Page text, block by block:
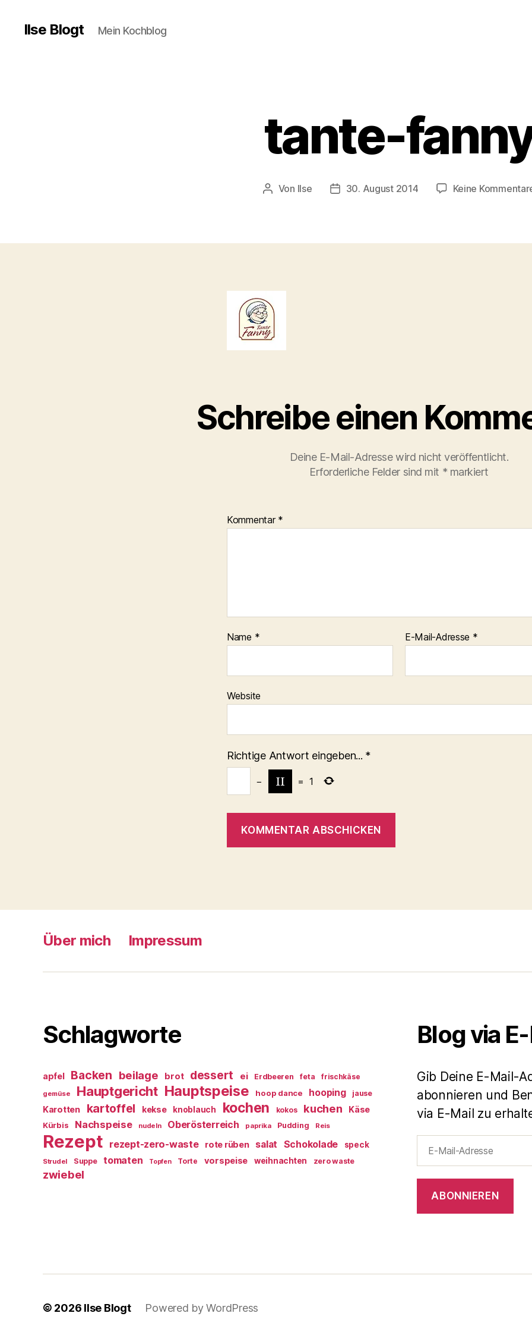
Ilse Blogt Mein Kochblog
tante-
Beitragsautor
Von Ilse Beitragsdatum
30. August 2014 Keine
Schreibe einen
Deine E-Mail-Adresse wird nicht veröffentlicht.
Erforderliche Felder sind mit * markiert
Kommentar *
Name * E-Mail-Adresse *
Website
Richtige Antwort eingeben... *
− = 1
Über mich Impressum
Schlagworte
apfel Backen beilage brot dessert ei Erdbeeren feta frischkäse
gemüse Hauptgericht Hauptspeise hoop dance hooping jause
Karotten kartoffel kekse knoblauch kochen kokos kuchen Käse
Kürbis Nachspeise nudeln Oberösterreich paprika Pudding Reis
Rezept rezept-zero-waste rote rüben salat Schokolade speck
Strudel Suppe tomaten Topfen Torte vorspeise weihnachten zero waste
zwiebel
Blog via
Gib Deine E-Mail-
abonnieren und
via E-Mail zu
Mail-
ABONNIEREN
© 2026 Ilse Blogt Powered by WordPress